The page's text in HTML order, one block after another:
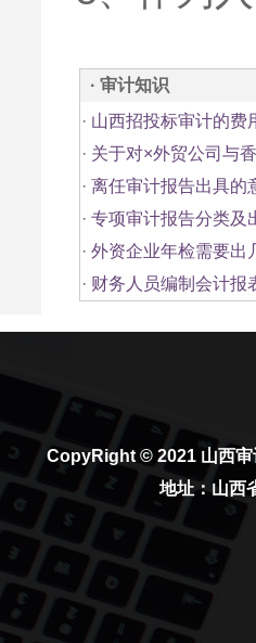
· 审计知识
· 山西招投标审计的费
· 关于对×外贸公司与
· 离任审计报告出具的
· 专项审计报告分类及
· 外资企业年检需要出
· 财务人员编制会计报
CopyRight © 2021 山西
地址：山西